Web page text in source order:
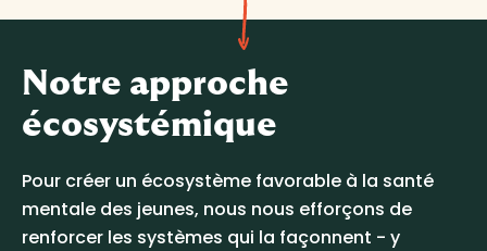
Notre approche
écosystémique
Pour créer un écosystème favorable à la santé
mentale des jeunes, nous nous efforçons de
renforcer les systèmes qui la façonnent - y